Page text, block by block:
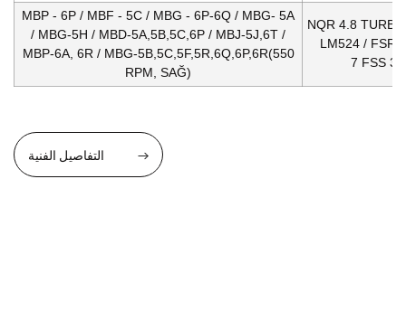
MBP - 6P / MBF - 5C / MBG - 6P-6Q / MBG- 5A
/ MBG-5H / MBD-5A,5B,5C,6P / MBJ-5J,6T /
MBP-6A, 6R / MBG-5B,5C,5F,5R,6Q,6P,6R(550
RPM, SAĞ)
NQR 4.8
LM524 / FSR
7 FSS
التفاصيل الفنية